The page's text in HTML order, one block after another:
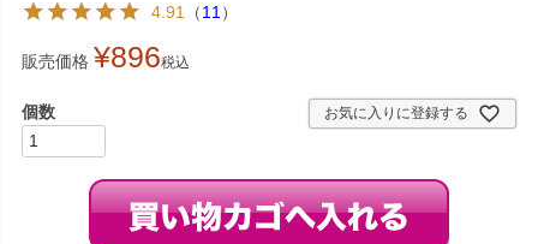
4.91 （11 ）
販売価格 ¥896税込
お気に入りに登録する